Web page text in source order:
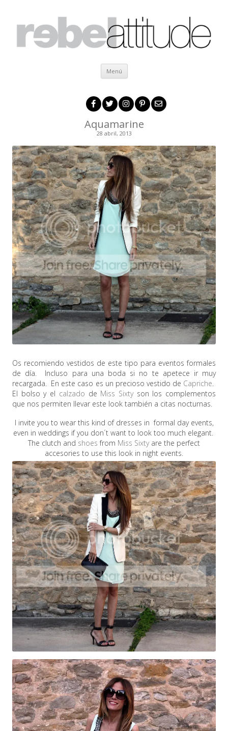
Menú Ir al contenido
Aquamarine
28 abril, 2013
Os recomiendo vestidos de este tipo para eventos formales
de día. Incluso para una boda si no te apetece ir muy
recargada. En este caso es un precioso vestido de Capriche.
El bolso y el calzado de Miss Sixtyson los complementos
que nos permiten llevar este look también a citas nocturnas.
I invite you to wear this kind of dresses in formal day events,
even in weddings if you don´t want to look too much elegant.
The clutch and shoesfrom Miss Sixtyare the perfect
accesories to use this look in night events.